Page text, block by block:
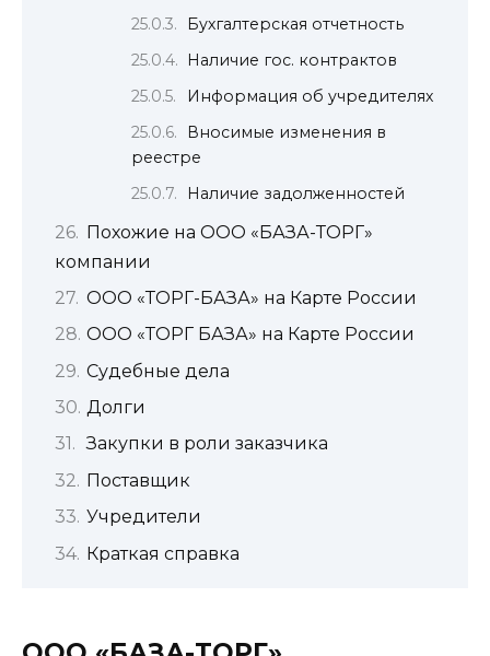
Бухгалтерская отчетность
Наличие гос. контрактов
Информация об учредителях
Вносимые изменения в
реестре
Наличие задолженностей
Похожие на ООО «БАЗА-ТОРГ»
компании
ООО «ТОРГ-БАЗА» на Карте России
ООО «ТОРГ БАЗА» на Карте России
Судебные дела
Долги
Закупки в роли заказчика
Поставщик
Учредители
Краткая справка